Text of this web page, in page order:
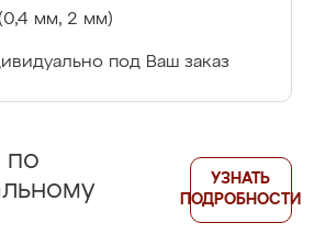
мм, 2 мм)
под Ваш заказ
по
УЗНАТЬ
ПОДРОБНОСТИ